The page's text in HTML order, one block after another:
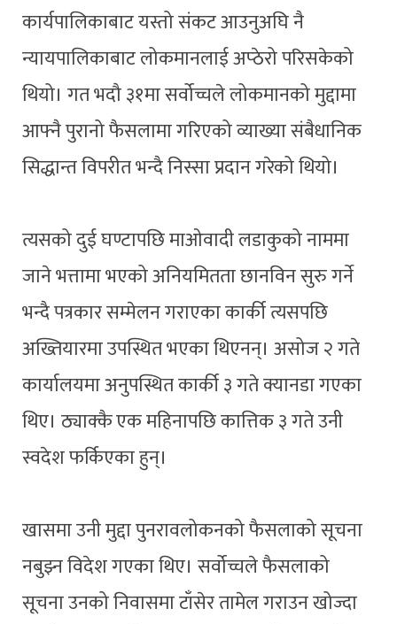
कार्यपालिकाबाट यस्तो संकट आउनुअघि नै
न्यायपालिकाबाट लोकमानलाई अप्ठेरो परिसकेको
थियो। गत भदौ ३१मा सर्वोच्चले लोकमानको मुद्दामा
आफ्नै पुरानो फैसलामा गरिएको व्याख्या संबैधानिक
सिद्धान्त विपरीत भन्दै निस्सा प्रदान गरेको थियो।
त्यसको दुई घण्टापछि माओवादी लडाकुको नाममा
जाने भत्तामा भएको अनियमितता छानविन सुरु गर्ने
भन्दै पत्रकार सम्मेलन गराएका कार्की त्यसपछि
अख्तियारमा उपस्थित भएका थिएनन्। असोज २ गते
कार्यालयमा अनुपस्थित कार्की ३ गते क्यानडा गएका
थिए। ठ्याक्कै एक महिनापछि कात्तिक ३ गते उनी
स्वदेश फर्किएका हुन्।
खासमा उनी मुद्दा पुनरावलोकनको फैसलाको सूचना
नबुझ्न विदेश गएका थिए। सर्वोच्चले फैसलाको
सूचना उनको निवासमा टाँसेर तामेल गराउन खोज्दा